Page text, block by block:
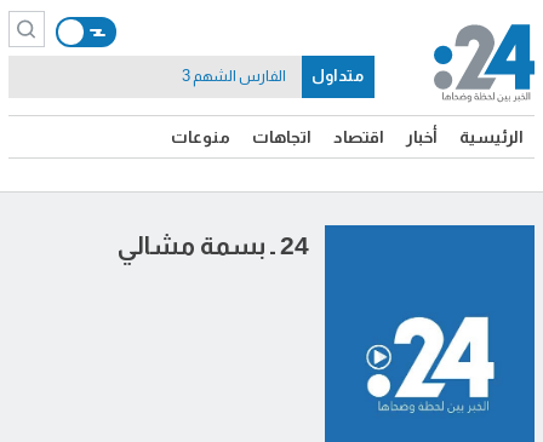
الرئيسية أخبار اقتصاد اتجاهات منوعات
متداول الفارس الشهم 3
24 ـ بسمة مشالي